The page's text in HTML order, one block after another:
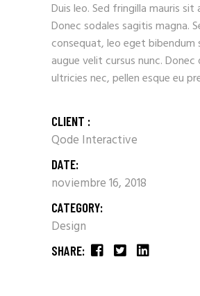
Duis leo. Sed fringilla mauris sit
Donec sodales sagitis magna.
consequat, leo eget bibendum
augue velit cursus nunc.
ultricies nec, pellen esque eu
CLIENT :
Qode Interactive
DATE:
noviembre 16, 2018
CATEGORY:
Design
SHARE: